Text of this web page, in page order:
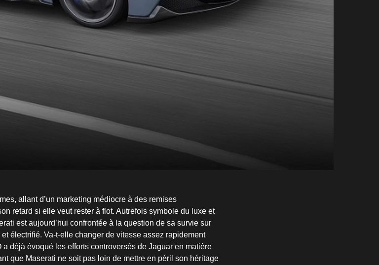
allant d’un marketing médiocre à des remises
retard si elle veut rester à flot. Autrefois symbole du luxe et
est aujourd’hui confrontée à la question de sa survie sur
électrifié. Va-t-elle changer de vitesse assez rapidement
déjà évoqué les efforts controversés de Jaguar en matière
que Maserati ne soit pas loin de mettre en péril son héritage